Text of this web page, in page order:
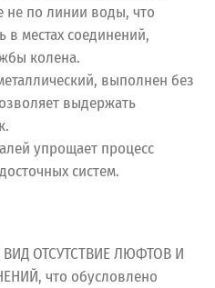
по линии воды, что
в местах соединений,
колена.
выполнен без
выдержать
упрощает процесс
систем.
ОТСУТСТВИЕ ЛЮФТОВ И
что обусловлено